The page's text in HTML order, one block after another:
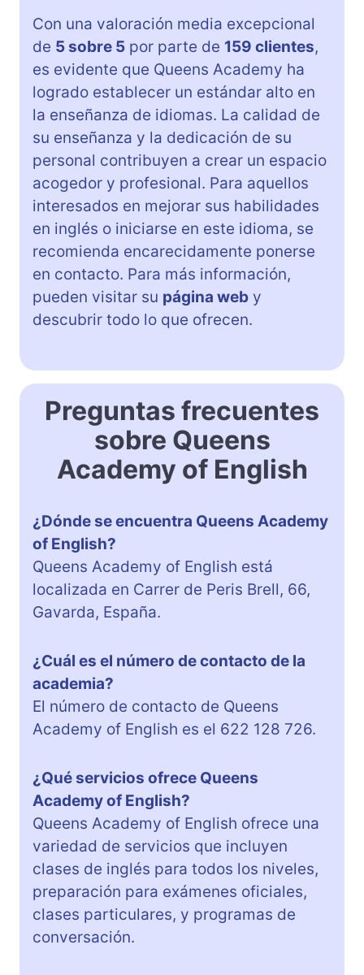
Con una valoración media excepcional
de 5 sobre 5 por parte de 159 clientes,
es evidente que Queens Academy ha
logrado establecer un estándar alto en
la enseñanza de idiomas. La calidad de
su enseñanza y la dedicación de su
personal contribuyen a crear un espacio
acogedor y profesional. Para aquellos
interesados en mejorar sus habilidades
en inglés o iniciarse en este idioma, se
recomienda encarecidamente ponerse
en contacto. Para más información,
pueden visitar su página web y
descubrir todo lo que ofrecen.
Preguntas frecuentes
sobre Queens
Academy of English
¿Dónde se encuentra Queens Academy
of English?
Queens Academy of English está
localizada en Carrer de Peris Brell, 66,
Gavarda, España.
¿Cuál es el número de contacto de la
academia?
El número de contacto de Queens
Academy of English es el 622 128 726.
¿Qué servicios ofrece Queens
Academy of English?
Queens Academy of English ofrece una
variedad de servicios que incluyen
clases de inglés para todos los niveles,
preparación para exámenes oficiales,
clases particulares, y programas de
conversación.